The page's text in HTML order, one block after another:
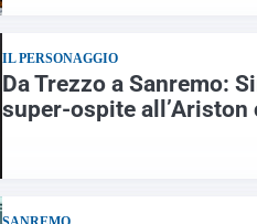
IL PERSONAGGIO
Da Trezzo a Sanremo:
super-ospite all’Ariston